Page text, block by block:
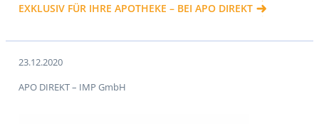
EXKLUSIV FÜR IHRE APOTHEKE – BEI APO DIREKT
23.12.2020
APO DIREKT – IMP GmbH